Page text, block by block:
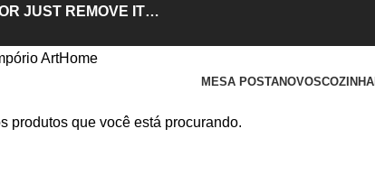
JUST REMOVE IT…
MESA POSTANOVOSCOZINHA
produtos que você está procurando.